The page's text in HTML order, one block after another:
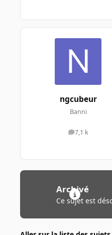
ngcubeur
Banni
7,1 k
messages
Archivé
Ce sujet est